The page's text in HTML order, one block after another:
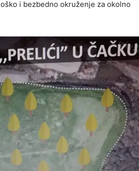
i bezbedno okruženje za okolno